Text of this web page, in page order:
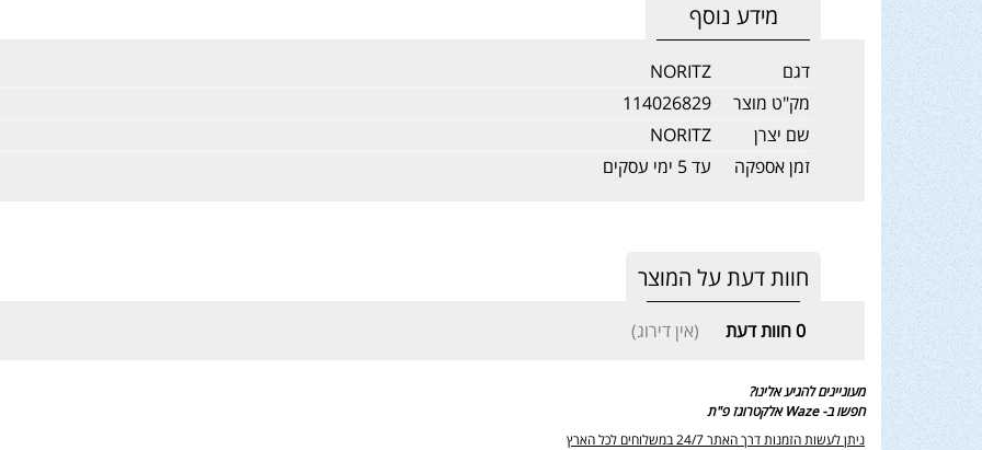
מידע נוסף
דגם
NORITZ
מק"ט מוצר
114026829
שם יצרן
NORITZ
זמן אספקה
עד 5 ימי עסקים
חוות דעת על המוצר
0חוות דעת (אין דירוג)
מעוניינים להגיע אלינו?
חפשו ב- Waze אלקטרוגז פ"ת
ניתן לעשות הזמנות דרך האתר 24/7 במשלוחים לכל הארץ